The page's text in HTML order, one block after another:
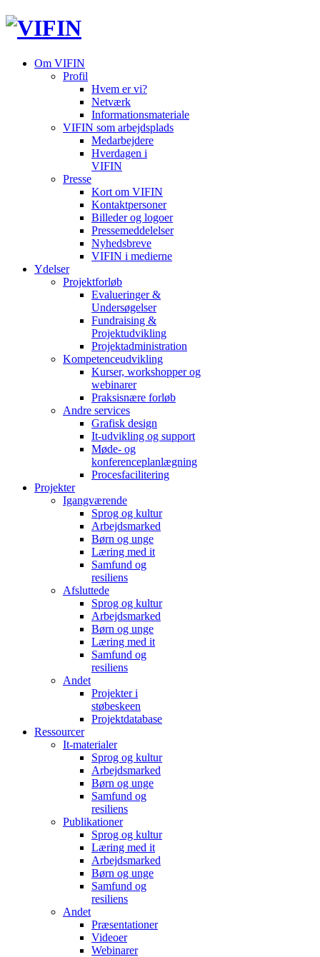
Om VIFIN
Profil
Hvem er vi?
Netværk
Informationsmateriale
VIFIN som arbejdsplads
Medarbejdere
Hverdagen i
VIFIN
Presse
Kort om VIFIN
Kontaktpersoner
Billeder og logoer
Pressemeddelelser
Nyhedsbreve
VIFIN i medierne
Ydelser
Projektforløb
Evalueringer &
Undersøgelser
Fundraising &
Projektudvikling
Projektadministration
Kompetenceudvikling
Kurser, workshopper og
webinarer
Praksisnære forløb
Andre services
Grafisk design
It-udvikling og support
Møde- og
konferenceplanlægning
Procesfacilitering
Projekter
Igangværende
Sprog og kultur
Arbejdsmarked
Børn og unge
Læring med it
Samfund og
resiliens
Afsluttede
Sprog og kultur
Arbejdsmarked
Børn og unge
Læring med it
Samfund og
resiliens
Andet
Projekter i
støbeskeen
Projektdatabase
Ressourcer
It-materialer
Sprog og kultur
Arbejdsmarked
Børn og unge
Samfund og
resiliens
Publikationer
Sprog og kultur
Læring med it
Arbejdsmarked
Børn og unge
Samfund og
resiliens
Andet
Præsentationer
Videoer
Webinarer